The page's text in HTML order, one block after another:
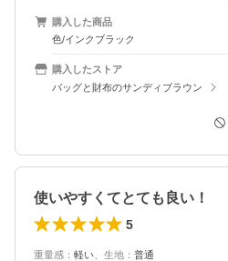
購入した商品
色/インクブラック
購入したストア
バッグと財布のサンディブラウン
使いやすくてとても良い！
5
重量感 ： 軽い 生地 ： 普通